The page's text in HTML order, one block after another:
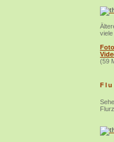
viele
(59